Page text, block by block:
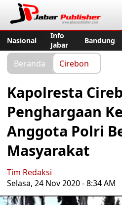
Nasional
Info
Jabar
Bandung
Beranda Cirebon
Kapolresta
Penghargaan
Anggota Polri
Masyarakat
Tim Redaksi
Selasa, 24 Nov 2020 - 8:34 AM